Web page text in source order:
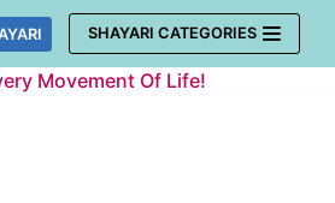
SHAYARI CATEGORIES
Movement Of Life!